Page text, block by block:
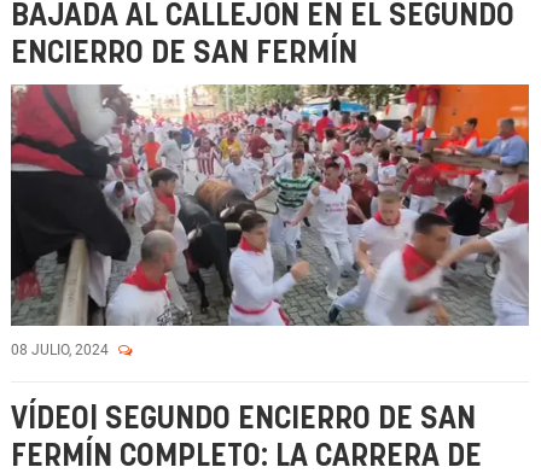
BAJADA AL CALLEJÓN EN EL SEGUNDO
ENCIERRO DE SAN FERMÍN
08 JULIO, 2024
VÍDEO| SEGUNDO ENCIERRO DE SAN
FERMÍN COMPLETO: LA CARRERA DE